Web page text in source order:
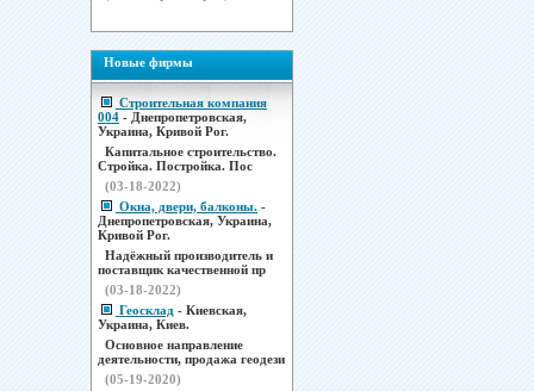
Новые фирмы
Строительная компания
004 - Днепропетровская,
Украина, Кривой Рог.
Капитальное строительство.
Стройка. Постройка. Пос
(03-18-2022)
Окна, двери, балконы. -
Днепропетровская, Украина,
Кривой Рог.
Надёжный производитель и
поставщик качественной пр
(03-18-2022)
Геосклад - Киевская,
Украина, Киев.
Основное направление
деятельности, продажа геодези
(05-19-2020)